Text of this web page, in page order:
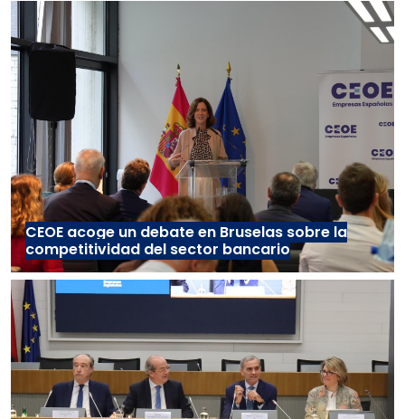
CEOE acoge un debate en Bruselas sobre la
competitividad del sector bancario